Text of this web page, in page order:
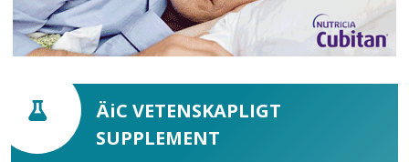
ÄiC VETENSKAPLIGT
SUPPLEMENT